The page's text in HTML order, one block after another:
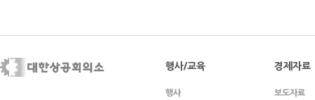
행사/교육
행사
경제자료
보도자료